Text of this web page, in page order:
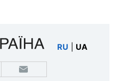
RU UA